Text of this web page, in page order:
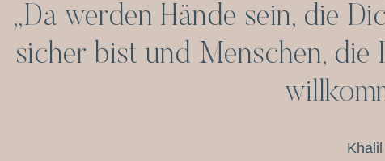
„Da werden Hände sein, die
sicher bist und Menschen, die